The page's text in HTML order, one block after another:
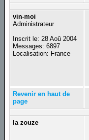
vin-moi
Administrateur
Inscrit le: 28 Aoû 2004
Messages: 6897
Localisation: France
Revenir en haut de
page
la zouze